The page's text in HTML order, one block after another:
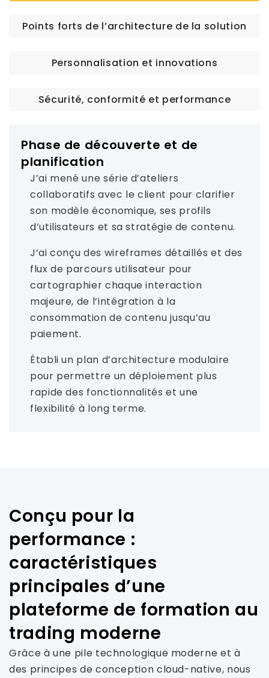
Points forts de l’architecture de la solution
Personnalisation et innovations
Sécurité, conformité et performance
Phase de découverte et de
planification
J’ai mené une série d’ateliers
collaboratifs avec le client pour clarifier
son modèle économique, ses profils
d’utilisateurs et sa stratégie de contenu.
J’ai conçu des wireframes détaillés et des
flux de parcours utilisateur pour
cartographier chaque interaction
majeure, de l’intégration à la
consommation de contenu jusqu’au
paiement.
Établi un plan d’architecture modulaire
pour permettre un déploiement plus
rapide des fonctionnalités et une
flexibilité à long terme.
Conçu pour la
performance :
caractéristiques
principales d’une
plateforme de formation au
trading moderne
Grâce à une pile technologique moderne et à
des principes de conception cloud-native, nous